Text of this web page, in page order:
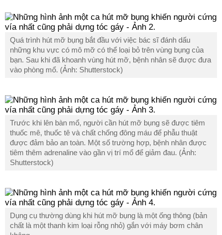
Quá trình hút mỡ bụng bắt đầu với việc bác sĩ đánh dấu
những khu vực có mô mỡ có thể loại bỏ trên vùng bụng của
bạn. Sau khi đã khoanh vùng hút mỡ, bệnh nhân sẽ được đưa
vào phòng mổ. (Ảnh: Shutterstock)
Trước khi lên bàn mổ, người cần hút mỡ bụng sẽ được tiêm
thuốc mê, thuốc tê và chất chống đông máu để phẫu thuật
được đảm bảo an toàn. Một số trường hợp, bệnh nhân được
tiêm thêm adrenaline vào gần vị trí mổ để giảm đau. (Ảnh:
Shutterstock)
Dụng cụ thường dùng khi hút mỡ bụng là một ống thông (bản
chất là một thanh kim loại rỗng nhỏ) gắn với máy bơm chân